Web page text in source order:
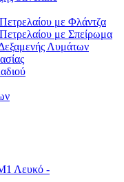
με Φλάντζα
με Σπείρωμα
Λυμάτων